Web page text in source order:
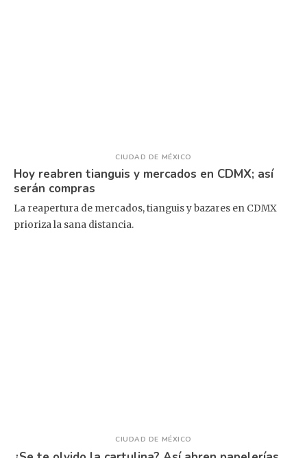
CIUDAD DE MÉXICO
Hoy reabren tianguis y mercados en CDMX; así
serán compras
La reapertura de mercados, tianguis y bazares en CDMX
prioriza la sana distancia.
CIUDAD DE MÉXICO